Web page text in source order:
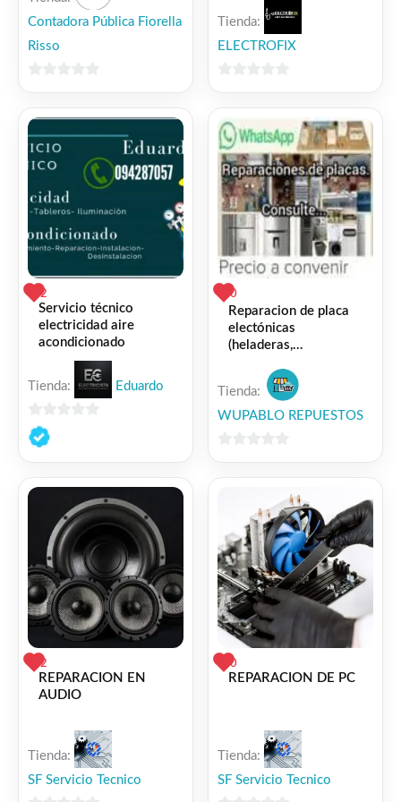
Contadora Pública Fiorella
Risso
5
Tienda:
ELECTROFIX
5
2
Servicio técnico
electricidad aire
acondicionado
Tienda: Eduardo
0
de
0
Reparacion de placa
electónicas
(heladeras,
Tienda:
WUPABLO REPUESTOS
2
REPARACION EN
AUDIO
Tienda:
SF Servicio Tecnico
0
REPARACION DE PC
Tienda:
SF Servicio Tecnico